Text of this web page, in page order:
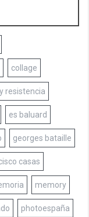
collage
resistencia
es baluard
georges bataille
casas
memory
photoespaña